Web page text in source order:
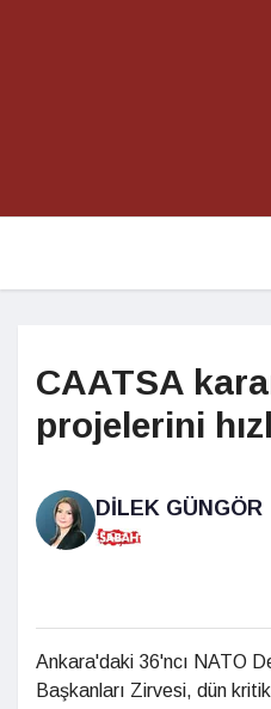
CAATSA
projelerini
DILEK GÜNGÖR
Ankara'daki 36'ncı NATO
Başkanları Zirvesi, dün